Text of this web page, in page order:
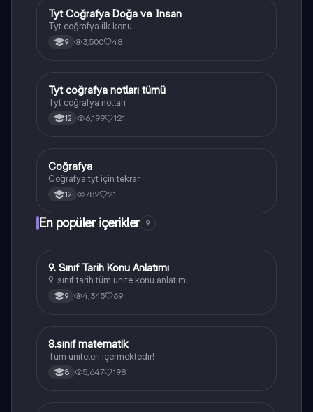
Coğrafya
Tyt Coğrafya Doğa ve İnsan
Tyt coğrafya ilk konu
9 3,500 48
Coğrafya
Tyt coğrafya notları tümü
Tyt coğrafya notları
12 6,199 121
Coğrafya
Coğrafya
Coğrafya tyt için tekrar
12 782 21
En popüler içerikler 9
Tarih
9. Sınıf Tarih Konu Anlatımı
9. sınıf tarih tüm ünite konu anlatımı
9 4,345 69
Matematik
8.sınıf matematik
Tüm üniteleri içermektedir!
8 5,647 198